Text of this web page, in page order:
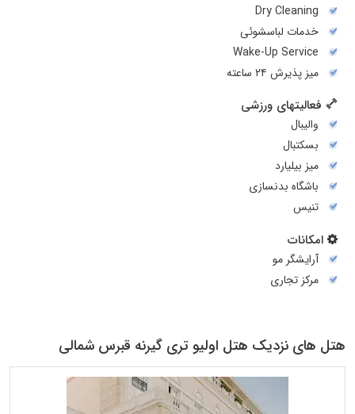
Dry Cleaning
خدمات لباسشوئی
Wake-Up Service
میز پذیرش ۲۴ ساعته
فعالیتهای ورزشی
والیبال
بسکتبال
میز بیلیارد
باشگاه بدنسازی
تنیس
امکانات
آرایشگر مو
مرکز تجاری
هتل های نزدیک هتل اولیو تری گیرنه قبرس شمالی